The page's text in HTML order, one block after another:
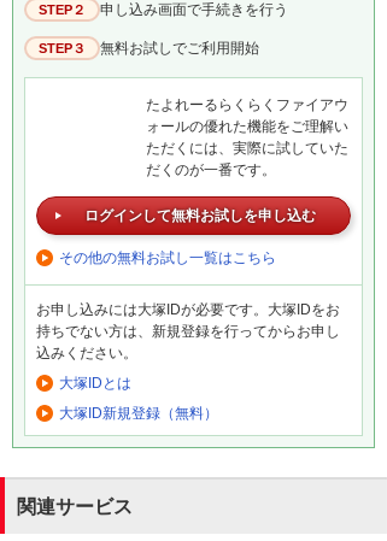
STEP２ 申し込み画面で手続きを行う
STEP３ 無料お試しでご利用開始
たよれーるらくらくファイアウ
ォールの優れた機能をご理解い
ただくには、実際に試していた
だくのが一番です。
ログインして無料お試しを申し込む
その他の無料お試し一覧はこちら
お申し込みには大塚IDが必要です。大塚IDをお
持ちでない方は、新規登録を行ってからお申し
込みください。
大塚IDとは
大塚ID新規登録（無料）
関連サービス